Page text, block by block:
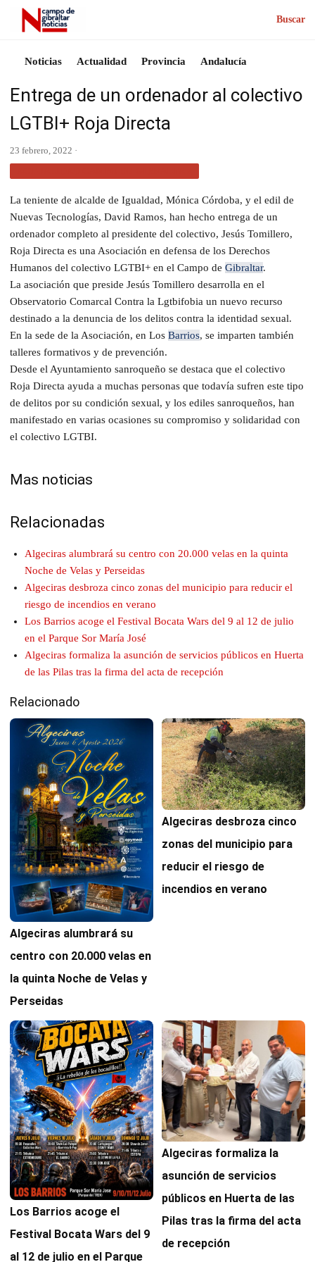
Buscar
Noticias Actualidad Provincia Andalucía
Entrega de un ordenador al colectivo
LGTBI+ Roja Directa
23 febrero, 2022 ·
La teniente de alcalde de Igualdad, Mónica Córdoba, y el edil de
Nuevas Tecnologías, David Ramos, han hecho entrega de un
ordenador completo al presidente del colectivo, Jesús Tomillero,
Roja Directa es una Asociación en defensa de los Derechos
Humanos del colectivo LGTBI+ en el Campo de Gibraltar.
La asociación que preside Jesús Tomillero desarrolla en el
Observatorio Comarcal Contra la Lgtbifobia un nuevo recurso
destinado a la denuncia de los delitos contra la identidad sexual.
En la sede de la Asociación, en Los Barrios, se imparten también
talleres formativos y de prevención.
Desde el Ayuntamiento sanroqueño se destaca que el colectivo
Roja Directa ayuda a muchas personas que todavía sufren este tipo
de delitos por su condición sexual, y los ediles sanroqueños, han
manifestado en varias ocasiones su compromiso y solidaridad con
el colectivo LGTBI.
Mas noticias
Relacionadas
Algeciras alumbrará su centro con 20.000 velas en la quinta
Noche de Velas y Perseidas
Algeciras desbroza cinco zonas del municipio para reducir el
riesgo de incendios en verano
Los Barrios acoge el Festival Bocata Wars del 9 al 12 de julio
en el Parque Sor María José
Algeciras formaliza la asunción de servicios públicos en Huerta
de las Pilas tras la firma del acta de recepción
Relacionado
Algeciras alumbrará su
centro con 20.000 velas en
la quinta Noche de Velas y
Perseidas
Algeciras desbroza cinco
zonas del municipio para
reducir el riesgo de
incendios en verano
Los Barrios acoge el
Festival Bocata Wars del 9
al 12 de julio en el Parque
Algeciras formaliza la
asunción de servicios
públicos en Huerta de las
Pilas tras la firma del acta
de recepción